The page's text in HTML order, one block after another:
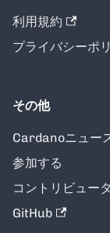
利用規約
プライバシーポ
その他
Cardanoニュー
参加する
コントリビュー
GitHub